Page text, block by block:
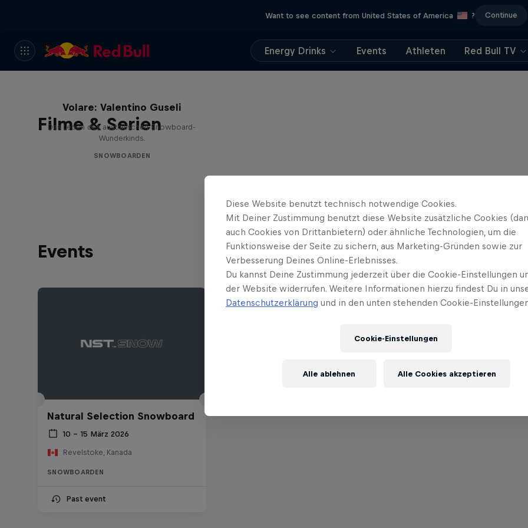
Want to see content from United States of America ? Continue
Energy Drinks Events Athleten Red Bull TV
Filme & Serien
Volare: Valentino Guseli
Das Leben des australischen Snowboard-
Wunderkinds.
SNOWBOARDEN
Events
Natural Selection Snowboard
10 – 15 März 2026
Revelstoke, Kanada
SNOWBOARDEN
Past event
Diese Website benutzt technisch notwendige Cookies.
Mit Deiner Zustimmung benutzt diese Website zusätzliche Cookies
auch Cookies von Drittanbietern) oder ähnliche Technologien, um die
Funktionsweise der Seite zu sichern, aus Marketing-Gründen sowie zur
Verbesserung Deines Online-Erlebnisses.
Du kannst Deine Zustimmung jederzeit über die Cookie-Einstellungen
der Website widerrufen. Weitere Informationen hierzu findest Du in
Datenschutzerklärung und in den unten stehenden Cookie-
Cookie-Einstellungen
Alle ablehnen Alle Cookies akzeptieren